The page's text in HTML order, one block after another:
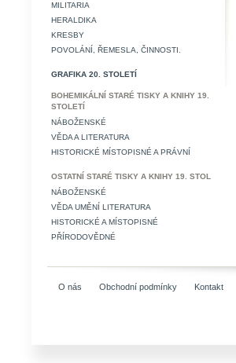
MILITARIA
HERALDIKA
KRESBY
POVOLÁNÍ, ŘEMESLA, ČINNOSTI.
GRAFIKA 20. STOLETÍ
BOHEMIKÁLNÍ STARÉ TISKY A KNIHY 19.
STOLETÍ
NÁBOŽENSKÉ
VĚDA A LITERATURA
HISTORICKÉ MÍSTOPISNÉ A PRÁVNÍ
OSTATNÍ STARÉ TISKY A KNIHY 19. STOL
NÁBOŽENSKÉ
VĚDA UMĚNÍ LITERATURA
HISTORICKÉ A MÍSTOPISNÉ
PŘÍRODOVĚDNÉ
O nás Obchodní podmínky Kontakt